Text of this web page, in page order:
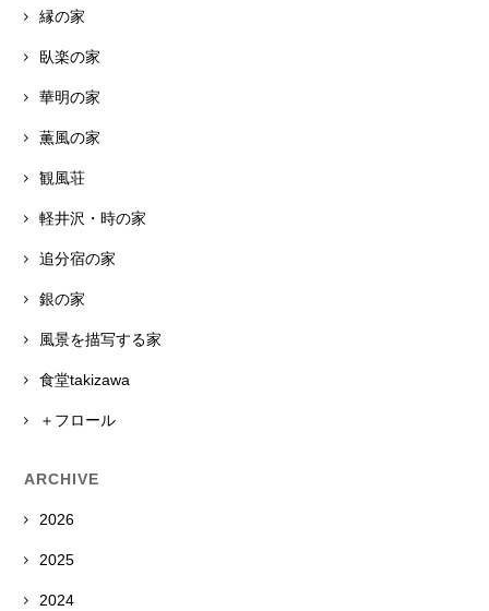
縁の家
臥楽の家
華明の家
薫風の家
観風荘
軽井沢・時の家
追分宿の家
銀の家
風景を描写する家
食堂takizawa
＋フロール
ARCHIVE
2026
2025
2024